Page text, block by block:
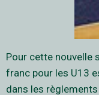
Pour cette nouvelle
franc pour les U13
dans les